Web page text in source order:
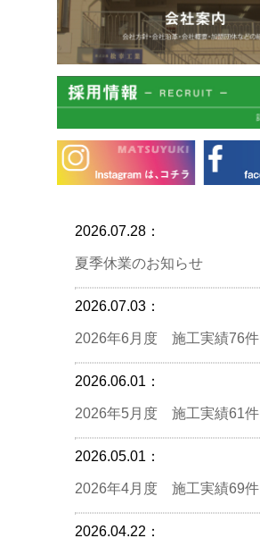
2026.07.28：
夏季休業のお知らせ
2026.07.03：
2026年6月度 施工実績76件
2026.06.01：
2026年5月度 施工実績61件
2026.05.01：
2026年4月度 施工実績69件
2026.04.22：